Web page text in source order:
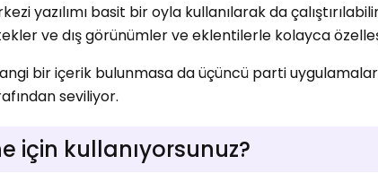
yazılımı basit bir oyla kullanılarak da
ve dış görünümler ve eklentilerle kolayca
bir içerik bulunmasa da üçüncü parti
seviliyor.
için kullanıyorsunuz?